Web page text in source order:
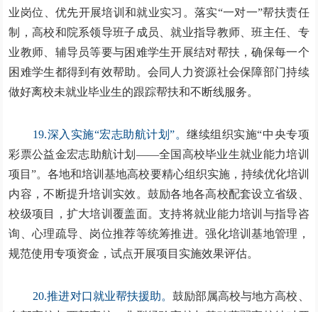
业岗位、优先开展培训和就业实习。落实“一对一”帮扶责任
制，高校和院系领导班子成员、就业指导教师、班主任、专
业教师、辅导员等要与困难学生开展结对帮扶，确保每一个
困难学生都得到有效帮助。会同人力资源社会保障部门持续
做好离校未就业毕业生的跟踪帮扶和不断线服务。
19.深入实施“宏志助航计划”。继续组织实施“中央专项
彩票公益金宏志助航计划——全国高校毕业生就业能力培训
项目”。各地和培训基地高校要精心组织实施，持续优化培训
内容，不断提升培训实效。鼓励各地各高校配套设立省级、
校级项目，扩大培训覆盖面。支持将就业能力培训与指导咨
询、心理疏导、岗位推荐等统筹推进。强化培训基地管理，
规范使用专项资金，试点开展项目实施效果评估。
20.推进对口就业帮扶援助。 鼓励部属高校与地方高校、